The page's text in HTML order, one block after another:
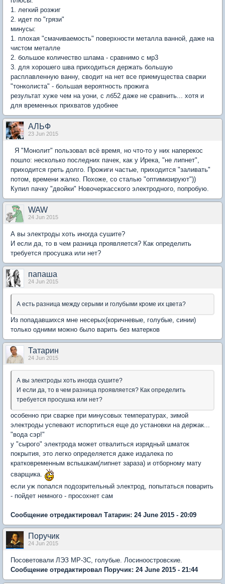
1. легкий розжиг
2. идет по "грязи"
минусы:
1. плохая "смачиваемость" поверхности металла ванной, даже на
чистом металле
2. большое количество шлама - сравнимо с мр3
3. для хорошего шва приходиться держать большую
расплавленную ванну, сводит на нет все приемущества сварки
"тонколиста" - большая вероятность прожига
результат хуже чем на уони, с лб52 даже не сравнить... хотя и
для временных прихватов удобнее
АЛЬФ
23 Jun 2015
Я "Монолит" пользовал всё время, но что-то у них наперекос
пошло: несколько последних пачек, как у Ирека, "не липнет",
приходится греть долго. Прожиги частые, приходится "заливать"
потом, времени жалко. Похоже, со сталью "оптимизируют"))
Купил пачку "двойки" Новочеркасского электродного, попробую.
WAW
24 Jun 2015
А вы электроды хоть иногда сушите?
И если да, то в чем разница проявляется? Как определить
требуется просушка или нет?
папаша
24 Jun 2015
А есть разница между серыми и голубыми кроме их цвета?
Из попадавшихся мне несерых(коричневые, голубые, синии)
только одними можно было варить без матерков
Татарин
24 Jun 2015
А вы электроды хоть иногда сушите?
И если да, то в чем разница проявляется? Как определить
требуется просушка или нет?
особенно при сварке при минусовых температурах, зимой
электроды успевают испортиться еще до установки на держак...
"вода сэр!"
у "сырого" электрода может отвалиться изрядный шматок
покрытия, это легко определяется даже издалека по
кратковременным вспышкам(липнет зараза) и отборному мату
сварщика.
если уж попался подозрительный электрод, попытаться поварить
- пойдет немного - просохнет сам
Сообщение отредактировал Татарин: 24 June 2015 - 20:09
Поручик
24 Jun 2015
Посоветовали ЛЭЗ МР-3С, голубые. Лосиноостровские.
Сообщение отредактировал Поручик: 24 June 2015 - 21:44